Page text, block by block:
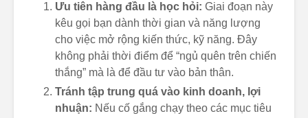
Ưu tiên hàng đầu là học hỏi: Giai đoạn này
kêu gọi bạn dành thời gian và năng lượng
cho việc mở rộng kiến thức, kỹ năng. Đây
không phải thời điểm để “ngủ quên trên chiến
thắng” mà là để đầu tư vào bản thân.
Tránh tập trung quá vào kinh doanh, lợi
nhuận: Nếu cố gắng chạy theo các mục tiêu